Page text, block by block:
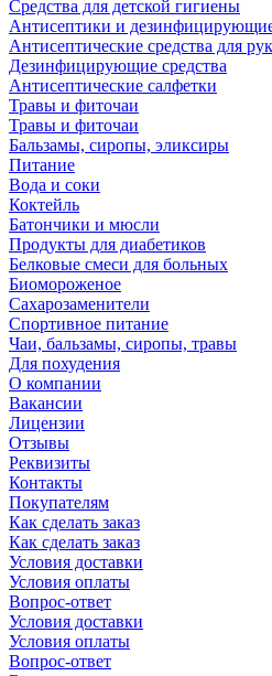
Средства для детской гигиены
Антисептики и дезинфицирующие
Антисептические средства для рук
Дезинфицирующие средства
Антисептические салфетки
Травы и фиточаи
Травы и фиточаи
Бальзамы, сиропы, эликсиры
Питание
Вода и соки
Коктейль
Батончики и мюсли
Продукты для диабетиков
Белковые смеси для больных
Биомороженое
Сахарозаменители
Спортивное питание
Чаи, бальзамы, сиропы, травы
Для похудения
О компании
Вакансии
Лицензии
Отзывы
Реквизиты
Контакты
Покупателям
Как сделать заказ
Как сделать заказ
Условия доставки
Условия оплаты
Вопрос-ответ
Условия доставки
Условия оплаты
Вопрос-ответ